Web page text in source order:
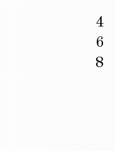
4
6
8